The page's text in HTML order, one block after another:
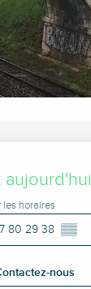
aujourd'hui
les horaires
80 29 38 ▒▒
nous